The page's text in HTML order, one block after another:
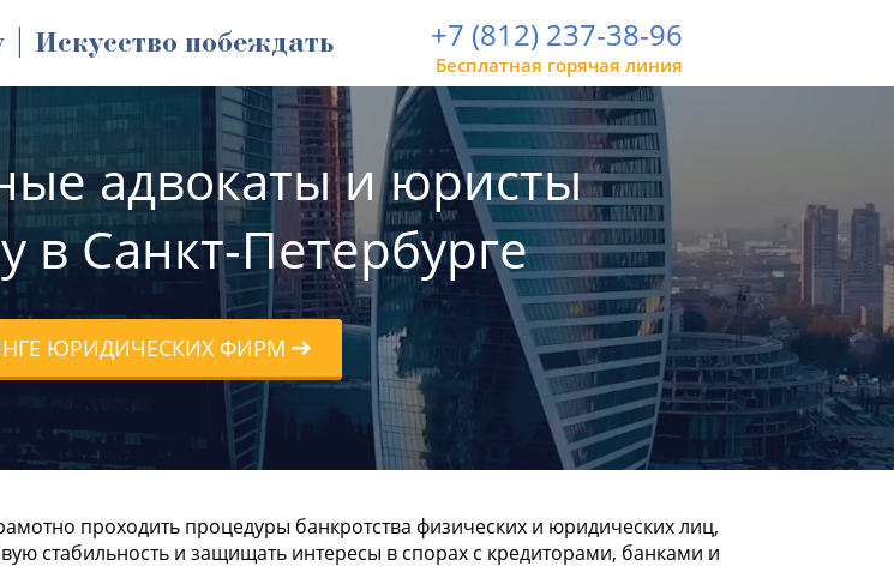
| Искусство побеждать +7 (812) 237-38-96
Бесплатная горячая линия
адвокаты и юристы
в Санкт-Петербурге
ЮРИДИЧЕСКИХ ФИРМ
проходить процедуры банкротства физических и юридических лиц,
стабильность и защищать интересы в спорах с кредиторами, банками и